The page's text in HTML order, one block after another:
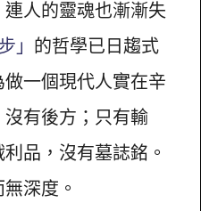
人的靈魂也漸漸失
」 的哲學已日趨式
一個現代人實在辛
有後方；只有輸
品，沒有墓誌銘。
深度。